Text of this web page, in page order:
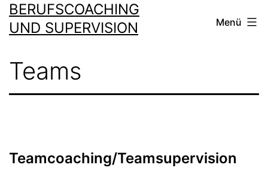
Zum
Inhalt
BERUFSCOACHING
UND SUPERVISION
Menü
Teams
Teamcoaching/Teamsupervision